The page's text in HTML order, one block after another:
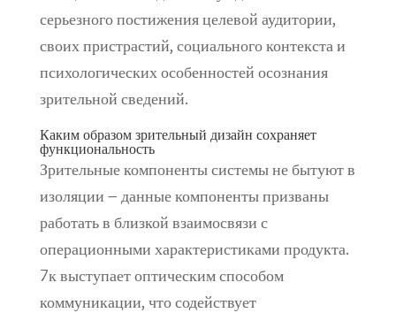
серьезного постижения целевой аудитории,
своих пристрастий, социального контекста и
психологических особенностей осознания
зрительной сведений.
Каким образом зрительный дизайн сохраняет
функциональность
Зрительные компоненты системы не бытуют в
изоляции – данные компоненты призваны
работать в близкой взаимосвязи с
операционными характеристиками продукта.
7к выступает оптическим способом
коммуникации, что содействует